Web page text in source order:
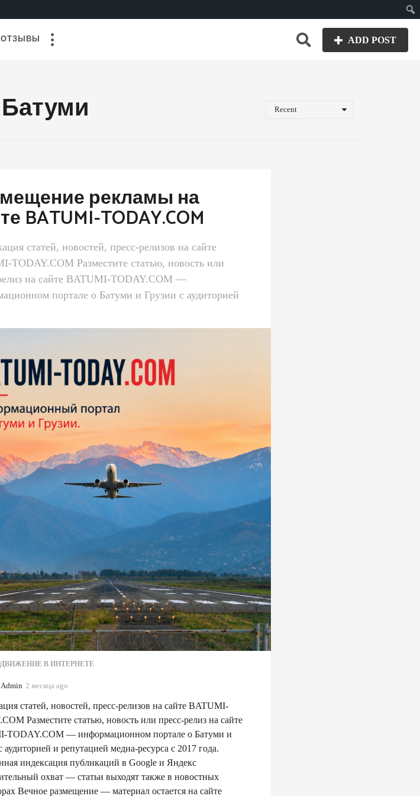
ОТЗЫВЫ ADD POST
Recent
рекламы на
BATUMI-TODAY.COM
статей, новостей, пресс-релизов на сайте
TODAY.COM Разместите статью, новость или
на сайте BATUMI-TODAY.COM —
портале о Батуми и Грузии с аудиторией
В ИНТЕРНЕТЕ
Admin 2 месяца ago
е
с
а
a
статей, новостей, пресс-релизов на сайте BATUMI-
Разместите статью, новость или пресс-релиз на сайте
TODAY.COM — информационном портале о Батуми и
аудиторией и репутацией медиа-ресурса с 2017 года.
индексация публикаций в Google и Яндекс
охват — статьи выходят также в новостных
Вечное размещение — материал остается на сайте